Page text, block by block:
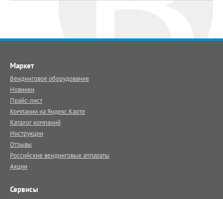
Маркет
Вендинговое оборудование
Новинки
Прайс-лист
Компании на Яндекс.Карте
Каталог компаний
Инструкции
Отзывы
Российские вендинговые аппараты
Акции
Сервисы